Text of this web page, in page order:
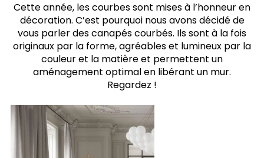
Cette année, les courbes sont mises à l’honneur en
décoration. C’est pourquoi nous avons décidé de
vous parler des canapés courbés. Ils sont à la fois
originaux par la forme, agréables et lumineux par la
couleur et la matière et permettent un
aménagement optimal en libérant un mur.
Regardez !